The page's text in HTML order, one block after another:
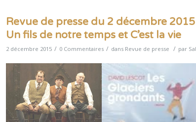
Revue de presse du 2 décembre
Un fils de notre temps et C’est la vie
2 décembre 2015 / 0 Commentaires / dans Revue de presse / par